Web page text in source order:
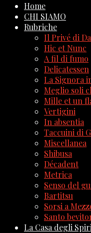
Home
CHI SIAMO
Rubriche
Il Privé di
Hic et Nunc
A fil di fumo
Delicatessen
La Signora
Meglio soli
Mille et un
Vertigini
In absentia
Taccuini di
Miscellanea
Shibusa
Décadent
Metrica
Senso del
Bartitsu
Sorsi a
Santo
La Casa degli